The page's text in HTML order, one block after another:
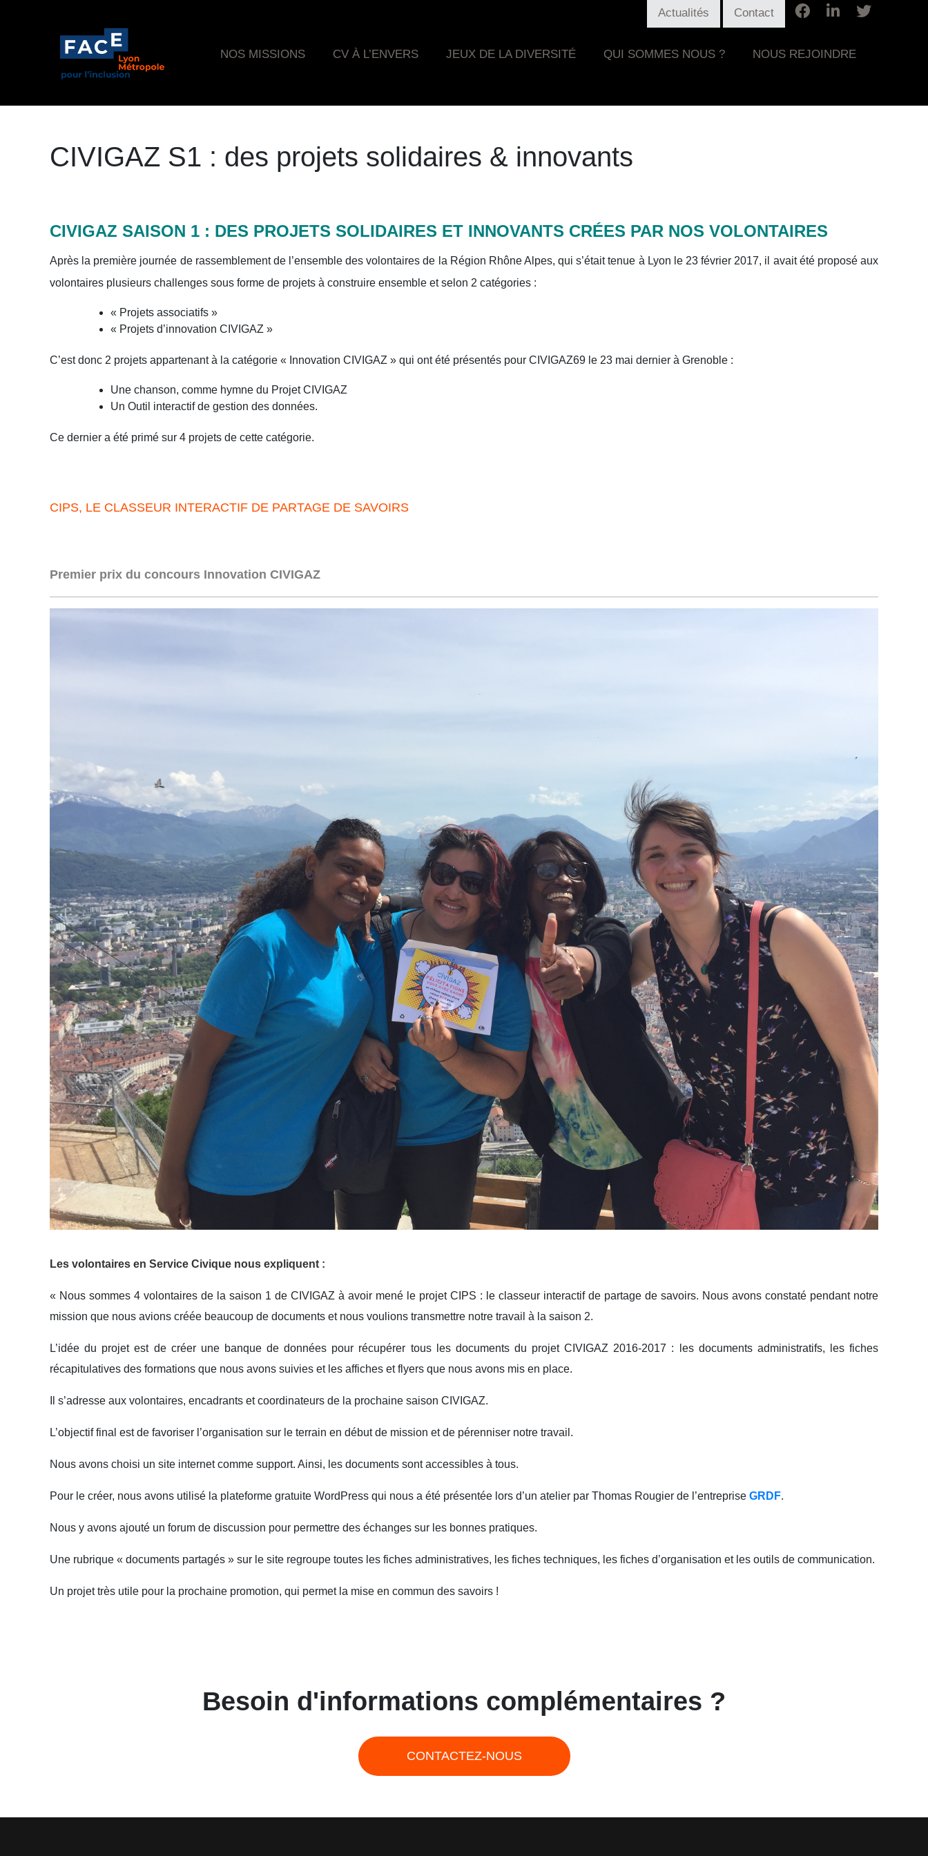
Actualités Contact
NOS MISSIONS CV À L’ENVERS JEUX DE LA DIVERSITÉ QUI SOMMES NOUS ? NOUS REJOINDRE
CIVIGAZ S1 : des projets solidaires & innovants
CIVIGAZ SAISON 1 : DES PROJETS SOLIDAIRES ET INNOVANTS CRÉES PAR NOS VOLONTAIRES
Après la première journée de rassemblement de l’ensemble des volontaires de la Région Rhône Alpes, qui s’était tenue à Lyon le 23 février 2017, il avait été proposé aux
volontaires plusieurs challenges sous forme de projets à construire ensemble et selon 2 catégories :
« Projets associatifs »
« Projets d’innovation CIVIGAZ »
C’est donc 2 projets appartenant à la catégorie « Innovation CIVIGAZ » qui ont été présentés pour CIVIGAZ69 le 23 mai dernier à Grenoble :
Une chanson, comme hymne du Projet CIVIGAZ
Un Outil interactif de gestion des données.
Ce dernier a été primé sur 4 projets de cette catégorie.
CIPS, LE CLASSEUR INTERACTIF DE PARTAGE DE SAVOIRS
Premier prix du concours Innovation CIVIGAZ
Les volontaires en Service Civique nous expliquent :
« Nous sommes 4 volontaires de la saison 1 de CIVIGAZ à avoir mené le projet CIPS : le classeur interactif de partage de savoirs. Nous avons constaté pendant notre
mission que nous avions créée beaucoup de documents et nous voulions transmettre notre travail à la saison 2.
L’idée du projet est de créer une banque de données pour récupérer tous les documents du projet CIVIGAZ 2016-2017 : les documents administratifs, les fiches
récapitulatives des formations que nous avons suivies et les affiches et flyers que nous avons mis en place.
Il s’adresse aux volontaires, encadrants et coordinateurs de la prochaine saison CIVIGAZ.
L’objectif final est de favoriser l’organisation sur le terrain en début de mission et de pérenniser notre travail.
Nous avons choisi un site internet comme support. Ainsi, les documents sont accessibles à tous.
Pour le créer, nous avons utilisé la plateforme gratuite WordPress qui nous a été présentée lors d’un atelier par Thomas Rougier de l’entreprise GRDF.
Nous y avons ajouté un forum de discussion pour permettre des échanges sur les bonnes pratiques.
Une rubrique « documents partagés » sur le site regroupe toutes les fiches administratives, les fiches techniques, les fiches d’organisation et les outils de communication.
Un projet très utile pour la prochaine promotion, qui permet la mise en commun des savoirs !
Besoin d'informations complémentaires ?
CONTACTEZ-NOUS